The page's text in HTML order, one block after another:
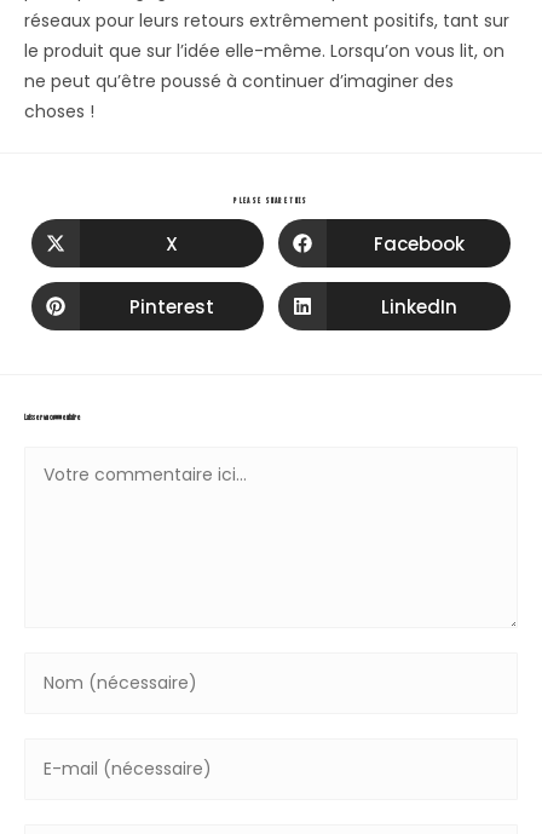
réseaux pour leurs retours extrêmement positifs, tant sur
le produit que sur l’idée elle-même. Lorsqu’on vous lit, on
ne peut qu’être poussé à continuer d’imaginer des
choses !
PLEASE SHARE THIS
X Facebook
Pinterest LinkedIn
Laisser un commentaire